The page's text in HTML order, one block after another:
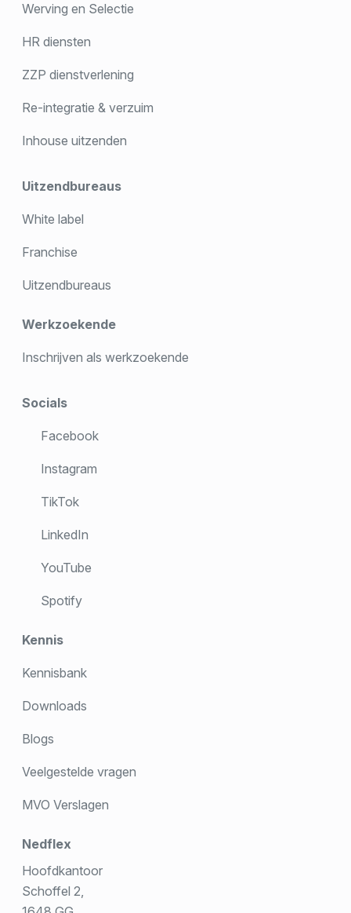
Werving en Selectie
HR diensten
ZZP dienstverlening
Re-integratie & verzuim
Inhouse uitzenden
Uitzendbureaus
White label
Franchise
Uitzendbureaus
Werkzoekende
Inschrijven als werkzoekende
Socials
Facebook
Instagram
TikTok
LinkedIn
YouTube
Spotify
Kennis
Kennisbank
Downloads
Blogs
Veelgestelde vragen
MVO Verslagen
Nedflex
Hoofdkantoor
Schoffel 2,